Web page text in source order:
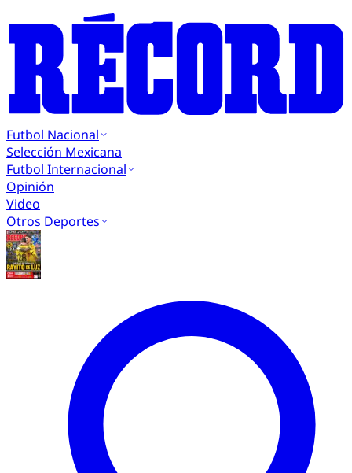
Futbol Nacional
Selección Mexicana
Futbol Internacional
Opinión
Video
Otros Deportes